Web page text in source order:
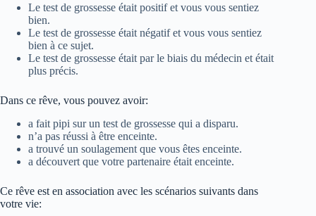
Le test de grossesse était positif et vous vous sentiez
bien.
Le test de grossesse était négatif et vous vous sentiez
bien à ce sujet.
Le test de grossesse était par le biais du médecin et était
plus précis.
Dans ce rêve, vous pouvez avoir:
a fait pipi sur un test de grossesse qui a disparu.
n’a pas réussi à être enceinte.
a trouvé un soulagement que vous êtes enceinte.
a découvert que votre partenaire était enceinte.
Ce rêve est en association avec les scénarios suivants dans
votre vie: